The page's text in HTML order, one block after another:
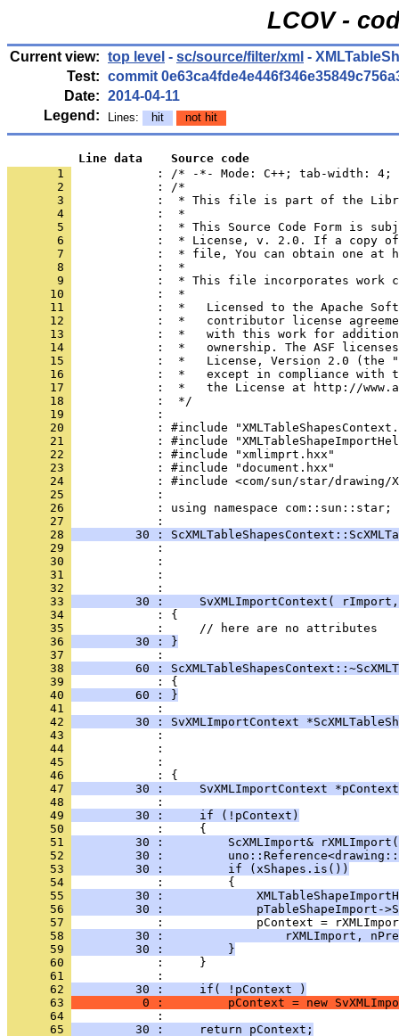
LCOV -
Current view: top level - sc/source/filter/xml -
Test: commit
Date: 2014-04-11
Legend:
Lines: hit not hit
          Line data    Source code
       1
: /* -*- Mode: C++; tab-width:
       2
       3
       4
       5
       6
       7
       8
       9
      10
      11
      12
      13
      14
      15
      16
      17
      18
      19
      20
      21
      22
      23
      24
      25
      26
            : using namespace com::sun::star;
      27
      28
30 :
      29
      30
      31
      32
      33
30 :     SvXMLImportContext(
      34
      35
      36
         30 : }
      37
      38
60 :
      39
      40
         60 : }
      41
      42
30 : SvXMLImportContext
      43
      44
      45
      46
      47
30 :     SvXMLImportContext
      48
      49
         30 :     if (!pContext)
      50
      51
30 :         ScXMLImport&
      52
30 :
      53
         30 :         if (xShapes.is())
      54
      55
30 :
      56
30 :             pTableShapeImport-
      57
      58
30 :                 rXMLImport,
      59
         30 :         }
      60
      61
      62
         30 :     if( !pContext )
      63
0 :         pContext = new
      64
      65
         30 :     return pContext;